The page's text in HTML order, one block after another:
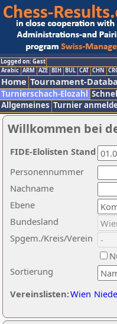
Logged on: Gast
Arabic ARM AZE BIH BUL CAT CHN
Home Tournament-
Turnierschach-Elozahl
Allgemeines Turnier
Willkommen bei
Nachname
Ebene
Sortierung
Personennummer
Bundesland
Spgem./Kreis/Verein
Vereinslisten:Wien
FIDE-Elolisten Stand